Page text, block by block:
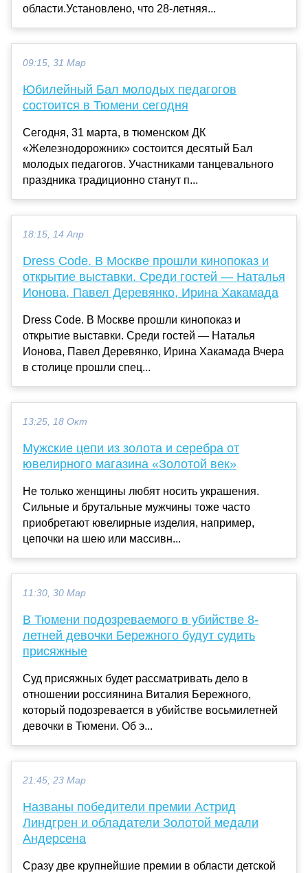
области.Установлено, что 28-летняя...
09:15, 31 Мар
Юбилейный Бал молодых педагогов
состоится в Тюмени сегодня
Сегодня, 31 марта, в тюменском ДК
«Железнодорожник» состоится десятый Бал
молодых педагогов. Участниками танцевального
праздника традиционно станут п...
18:15, 14 Апр
Dress Code. В Москве прошли кинопоказ и
открытие выставки. Среди гостей — Наталья
Ионова, Павел Деревянко, Ирина Хакамада
Dress Code. В Москве прошли кинопоказ и
открытие выставки. Среди гостей — Наталья
Ионова, Павел Деревянко, Ирина Хакамада Вчера
в столице прошли спец...
13:25, 18 Окт
Мужские цепи из золота и серебра от
ювелирного магазина «Золотой век»
Не только женщины любят носить украшения.
Сильные и брутальные мужчины тоже часто
приобретают ювелирные изделия, например,
цепочки на шею или массивн...
11:30, 30 Мар
В Тюмени подозреваемого в убийстве 8-
летней девочки Бережного будут судить
присяжные
Суд присяжных будет рассматривать дело в
отношении россиянина Виталия Бережного,
который подозревается в убийстве восьмилетней
девочки в Тюмени. Об э...
21:45, 23 Мар
Названы победители премии Астрид
Линдгрен и обладатели Золотой медали
Андерсена
Сразу две крупнейшие премии в области детской